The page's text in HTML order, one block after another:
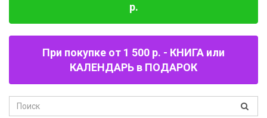
р.
При покупке от 1 500 р. - КНИГА или
КАЛЕНДАРЬ в ПОДАРОК